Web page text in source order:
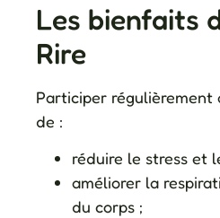
Les bienfaits
Rire
Participer
de :
réduire le stress et
améliorer la
du corps ;